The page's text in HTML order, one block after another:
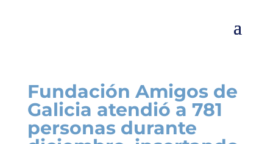
Fundación Amigos de
Galicia atendió a 781
personas durante